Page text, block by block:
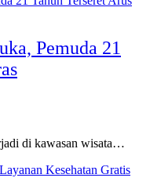
Pemuda 21
di kawasan wisata…